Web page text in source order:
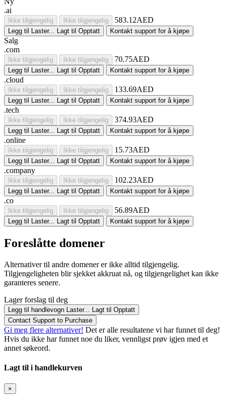
.ai
Ikke tilgjengelig Ikke tilgjengelig 583.12AED
Legg til Laster... Lagt til Opptatt Kontakt support for å kjøpe
Salg
.com
Ikke tilgjengelig Ikke tilgjengelig 70.75AED
Legg til Laster... Lagt til Opptatt Kontakt support for å kjøpe
.cloud
Ikke tilgjengelig Ikke tilgjengelig 133.69AED
Legg til Laster... Lagt til Opptatt Kontakt support for å kjøpe
.tech
Ikke tilgjengelig Ikke tilgjengelig 374.93AED
Legg til Laster... Lagt til Opptatt Kontakt support for å kjøpe
.online
Ikke tilgjengelig Ikke tilgjengelig 15.73AED
Legg til Laster... Lagt til Opptatt Kontakt support for å kjøpe
.company
Ikke tilgjengelig Ikke tilgjengelig 102.23AED
Legg til Laster... Lagt til Opptatt Kontakt support for å kjøpe
.co
Ikke tilgjengelig Ikke tilgjengelig 56.89AED
Legg til Laster... Lagt til Opptatt Kontakt support for å kjøpe
Foreslåtte domener
Alternativer til andre domener er ikke alltid tilgjengelig.
Tilgjengeligheten blir sjekket akkruat nå, og tilgjengelighet kan ikke
garanteres senere.
Lager forslag til deg
Legg til handlevogn Laster... Lagt til Opptatt
Contact Support to Purchase
Gi meg flere alternativer! Det er alle resultatene vi har funnet til deg!
Hvis du ikke har funnet noe du liker, vennligst prøv igjen med et
annet søkeord.
Lagt til i handlekurven
×